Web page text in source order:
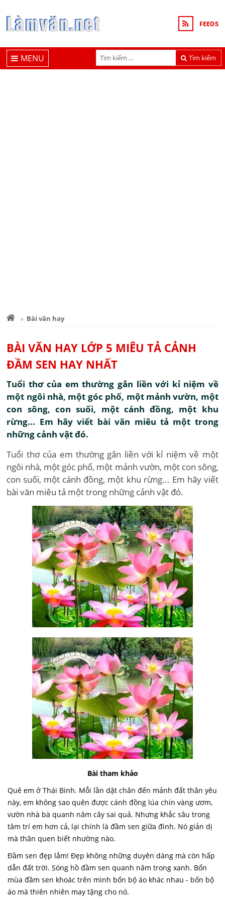
FEEDS
Tìm kiếm
MENU
Bài văn hay
BÀI VĂN HAY LỚP 5 MIÊU TẢ CẢNH
ĐẦM SEN HAY NHẤT
Tuổi thơ của em thường gắn liền với kỉ niệm về
một ngôi nhà, một góc phố, một mảnh vườn, một
con sông, con suối, một cánh đồng, một khu
rừng... Em hãy viết bài văn miêu tả một trong
những cảnh vật đó.
Tuổi thơ của em thường gắn liền với kỉ niệm về một
ngôi nhà, một góc phố, một mảnh vườn, một con sông,
con suối, một cánh đồng, một khu rừng... Em hãy viết
bài văn miêu tả một trong những cảnh vật đó.
Bài tham khảo
Quê em ở Thái Bình. Mỗi lần dặt chân đến mảnh đất thân yêu
này, em không sao quên được cánh đồng lúa chín vàng ươm,
vườn nhà bà quanh năm cây sai quả. Nhưng khắc sâu trong
tâm trí em hơn cả, lại chính là đầm sen giữa đình. Nó giản dị
mà thân quen biết nhường nào.
Đầm sen đẹp lắm! Đẹp không những duyên dáng mà còn hấp
dẫn đất trời. Sóng hồ đầm sen quanh năm trong xanh. Bốn
mùa đầm sen khoác trên mình bốn bộ áo khác nhau - bốn bộ
áo mà thiên nhiên may tặng cho nó.